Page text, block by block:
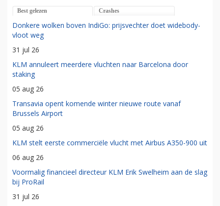
Best gelezen Crashes
Donkere wolken boven IndiGo: prijsvechter doet widebody-
vloot weg
31 jul 26
KLM annuleert meerdere vluchten naar Barcelona door
staking
05 aug 26
Transavia opent komende winter nieuwe route vanaf
Brussels Airport
05 aug 26
KLM stelt eerste commerciële vlucht met Airbus A350-900 uit
06 aug 26
Voormalig financieel directeur KLM Erik Swelheim aan de slag
bij ProRail
31 jul 26